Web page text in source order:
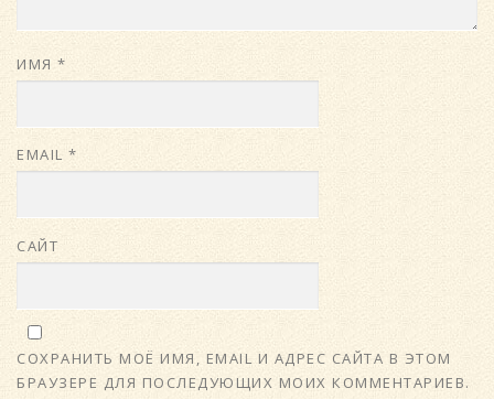
ИМЯ *
EMAIL *
САЙТ
СОХРАНИТЬ МОЁ ИМЯ, EMAIL И АДРЕС САЙТА В ЭТОМ
БРАУЗЕРЕ ДЛЯ ПОСЛЕДУЮЩИХ МОИХ КОММЕНТАРИЕВ.